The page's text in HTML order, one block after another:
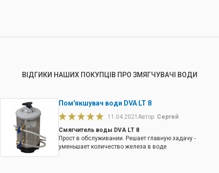
ВІДГИКИ НАШИХ ПОКУПЦІВ ПРО ЗМЯГЧУВАЧІ ВОДИ
Пом'якшувач води DVA LT 8
11.04.2021 Автор: Сергей
Смягчитель воды DVA LT 8
Прост в обслуживании. Решает главную задачу -
уменьшает количество железа в воде